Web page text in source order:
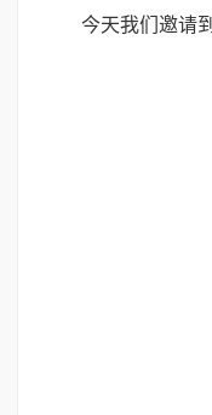
今天我们邀请